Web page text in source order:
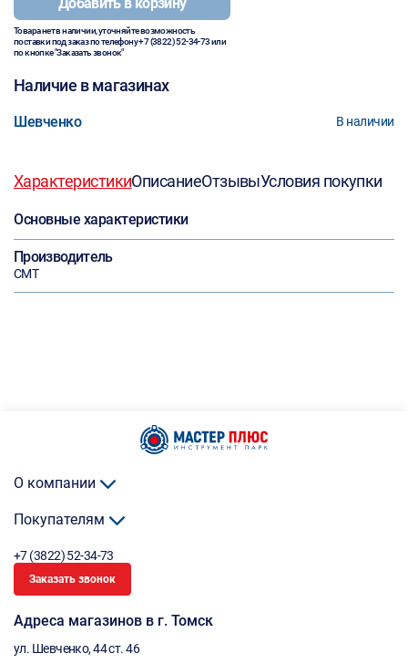
Товара нет в наличии, уточняйте возможность
поставки под заказ по телефону+7 (3822) 52-34-73или
по кнопке "Заказать звонок"
Наличие в магазинах
Шевченко В наличии
ХарактеристикиОписаниеОтзывыУсловия покупки
Основные характеристики
Производитель
CMT
О компании
Покупателям
+7 (3822) 52-34-73
Заказать звонок
Адреса магазинов в г. Томск
ул. Шевченко, 44 ст. 46